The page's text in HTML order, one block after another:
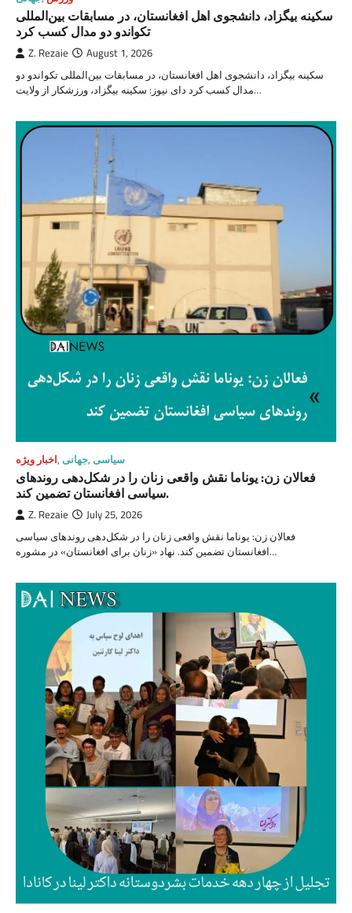
سکینه بیگزاد، دانشجوی اهل افغانستان، در مسابقات بین‌المللی
تکواندو دو مدال کسب کرد
Z. Rezaie August 1, 2026
سکینه بیگزاد، دانشجوی اهل افغانستان، در مسابقات بین‌المللی تکواندو دو
مدال کسب کرد دای نیوز: سکینه بیگزاد، ورزشکار از ولایت…
اخبار ویژه, جهانی, سیاسی
فعالان زن: یوناما نقش واقعی زنان را در شکل‌دهی روندهای
سیاسی افغانستان تضمین کند.
Z. Rezaie July 25, 2026
فعالان زن: یوناما نقش واقعی زنان را در شکل‌دهی روندهای سیاسی
افغانستان تضمین کند. نهاد «زنان برای افغانستان» در مشوره…